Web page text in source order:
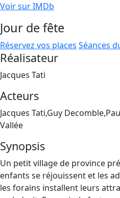
Voir sur IMDb
Jour de fête
Réservez vos places Séances
Réalisateur
Jacques Tati
Acteurs
Jacques Tati,Guy
Vallée
Synopsis
Un petit village de province
enfants se réjouissent et les
les forains installent leurs